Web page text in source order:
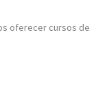
oferecer cursos de